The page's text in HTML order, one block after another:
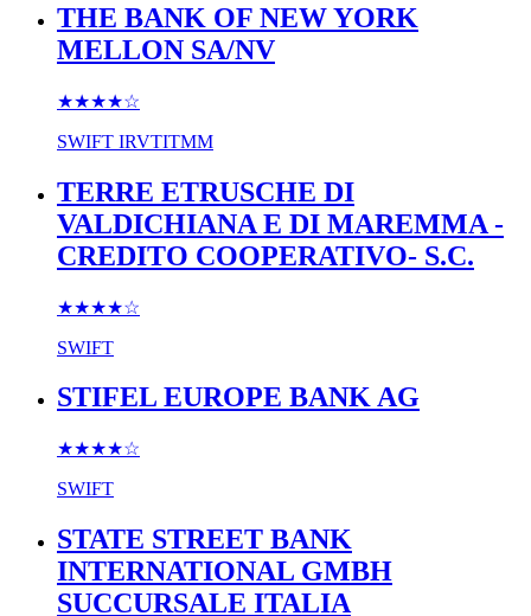
THE BANK OF NEW YORK
MELLON SA/NV
★★★★☆
SWIFT IRVTITMM
TERRE ETRUSCHE DI
VALDICHIANA E DI MAREMMA -
CREDITO COOPERATIVO- S.C.
★★★★☆
SWIFT
STIFEL EUROPE BANK AG
★★★★☆
SWIFT
STATE STREET BANK
INTERNATIONAL GMBH
SUCCURSALE ITALIA